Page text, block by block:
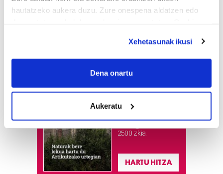
hautatzeko aukera duzu. Zure onespena aldatzen edo
If you allow, we would also like to:
Collect information about your geographical
meters
Identify your device by actively scanning it for
specific characteristics (fingerprinting)
Find out more about how your personal data is processed
and set your preferences in the
Guk eta gure bazkideek zure datu pertsonalak
Xehetasunak ikusi
Dena onartu
Aukeratu
Naturak bere
lekua hartu du
2.500 zkia.
HARTU HITZA